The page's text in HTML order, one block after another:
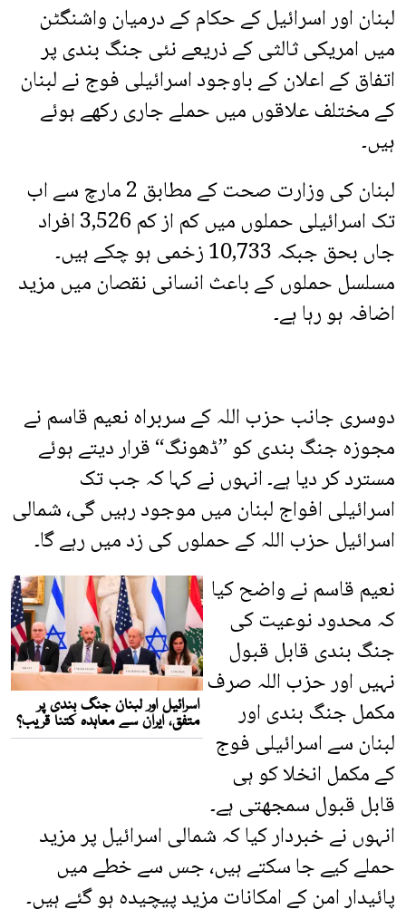
لبنان اور اسرائیل کے حکام کے درمیان واشنگٹن
میں امریکی ثالثی کے ذریعے نئی جنگ بندی پر
اتفاق کے اعلان کے باوجود اسرائیلی فوج نے لبنان
کے مختلف علاقوں میں حملے جاری رکھے ہوئے
ہیں۔
لبنان کی وزارت صحت کے مطابق 2 مارچ سے اب
تک اسرائیلی حملوں میں کم از کم 3,526 افراد
جاں بحق جبکہ 10,733 زخمی ہو چکے ہیں۔
مسلسل حملوں کے باعث انسانی نقصان میں مزید
اضافہ ہو رہا ہے۔
دوسری جانب حزب اللہ کے سربراہ نعیم قاسم نے
مجوزہ جنگ بندی کو ”ڈھونگ“ قرار دیتے ہوئے
مسترد کر دیا ہے۔ انہوں نے کہا کہ جب تک
اسرائیلی افواج لبنان میں موجود رہیں گی، شمالی
اسرائیل حزب اللہ کے حملوں کی زد میں رہے گا۔
نعیم قاسم نے واضح کیا
کہ محدود نوعیت کی
جنگ بندی قابل قبول
نہیں اور حزب اللہ صرف
مکمل جنگ بندی اور
لبنان سے اسرائیلی فوج
کے مکمل انخلا کو ہی
قابل قبول سمجھتی ہے۔
انہوں نے خبردار کیا کہ شمالی اسرائیل پر مزید
حملے کیے جا سکتے ہیں، جس سے خطے میں
پائیدار امن کے امکانات مزید پیچیدہ ہو گئے ہیں۔